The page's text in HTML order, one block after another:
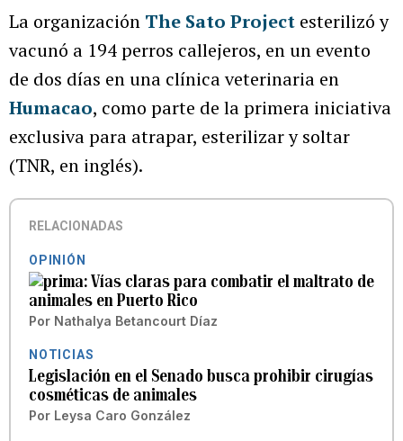
La organización The Sato Project esterilizó y
vacunó a 194 perros callejeros, en un evento
de dos días en una clínica veterinaria en
Humacao, como parte de la primera iniciativa
exclusiva para atrapar, esterilizar y soltar
(TNR, en inglés).
RELACIONADAS
OPINIÓN
Vías claras para combatir el maltrato de
animales en Puerto Rico
Por Nathalya Betancourt Díaz
NOTICIAS
Legislación en el Senado busca prohibir cirugías
cosméticas de animales
Por Leysa Caro González